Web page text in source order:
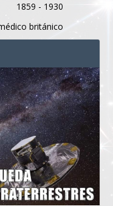
1859 - 1930
británico